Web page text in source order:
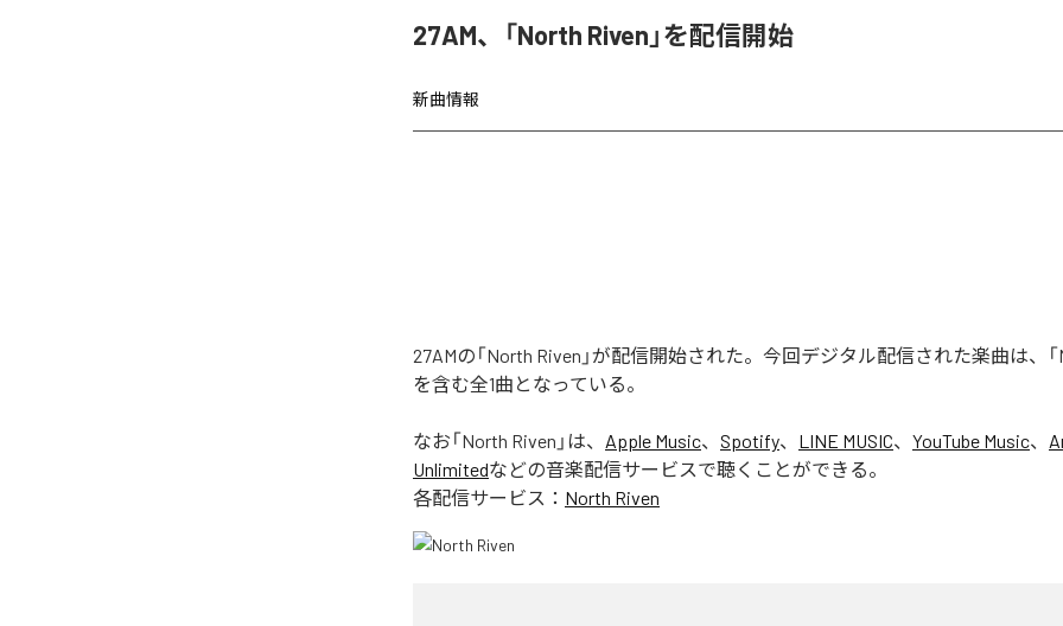
27AM、「North Riven」を配信開始
新曲情報
27AMの「North Riven」が配信開始された。今回デジタル配信された楽曲は、「
を含む全1曲となっている。
なお「North Riven 」は、 Apple Music、 Spotify、 LINE MUSIC、 YouTube Music、
Unlimitedなどの音楽配信サービスで聴くことができる。
各配信サービス： North Riven